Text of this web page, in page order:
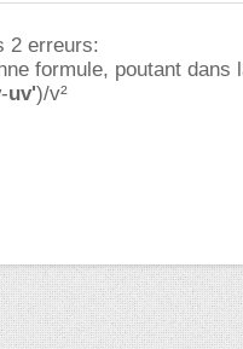
2 erreurs:
formule, poutant dans
-uv')/v²